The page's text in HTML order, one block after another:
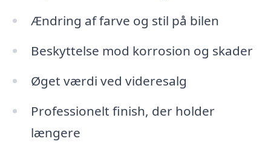
Ændring af farve og stil på bilen
Beskyttelse mod korrosion og skader
Øget værdi ved videresalg
Professionelt finish, der holder
længere